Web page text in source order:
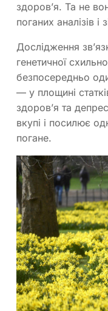
здоров’я. Та не
поганих аналізів і
Дослідження
генетичної
безпосередньо
— у площині
здоров’я та
вкупі і посилює
погане.